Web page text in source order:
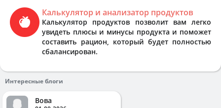
Калькулятор и анализатор продуктов
Калькулятор продуктов позволит вам легко
увидеть плюсы и минусы продукта и поможет
составить рацион, который будет полностью
сбалансирован.
Интересные блоги
Вова